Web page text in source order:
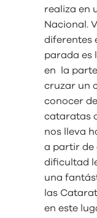
realiza en
Nacional.
diferentes
parada es
en la
cruzar un
conocer
cataratas
nos lleva
a partir de
dificultad
una
las
en este